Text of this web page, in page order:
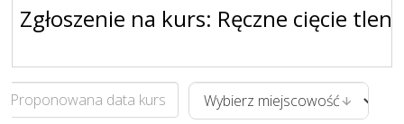
Zgłoszenie na kurs: Ręczne cięcie